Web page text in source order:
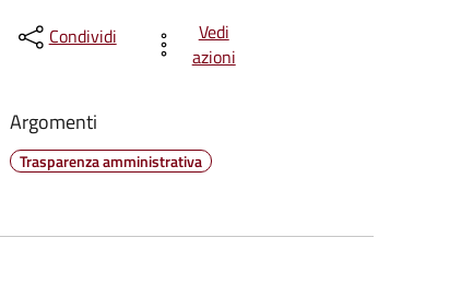
Condividi
Vedi
azioni
Argomenti
Trasparenza amministrativa